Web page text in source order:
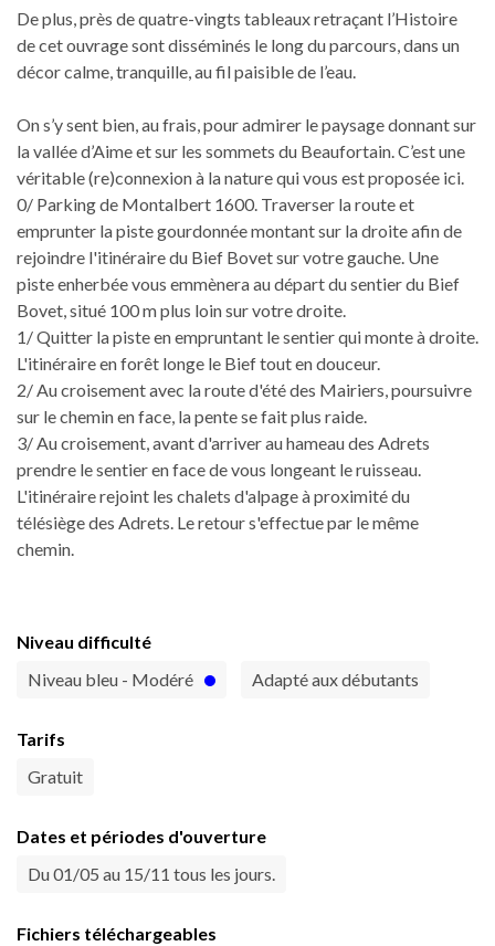
De plus, près de quatre-vingts tableaux retraçant l’Histoire
de cet ouvrage sont disséminés le long du parcours, dans un
décor calme, tranquille, au fil paisible de l’eau.
On s’y sent bien, au frais, pour admirer le paysage donnant sur
la vallée d’Aime et sur les sommets du Beaufortain. C’est une
véritable (re)connexion à la nature qui vous est proposée ici.
0/ Parking de Montalbert 1600. Traverser la route et
emprunter la piste gourdonnée montant sur la droite afin de
rejoindre l'itinéraire du Bief Bovet sur votre gauche. Une
piste enherbée vous emmènera au départ du sentier du Bief
Bovet, situé 100 m plus loin sur votre droite.
1/ Quitter la piste en empruntant le sentier qui monte à droite.
L'itinéraire en forêt longe le Bief tout en douceur.
2/ Au croisement avec la route d'été des Mairiers, poursuivre
sur le chemin en face, la pente se fait plus raide.
3/ Au croisement, avant d'arriver au hameau des Adrets
prendre le sentier en face de vous longeant le ruisseau.
L'itinéraire rejoint les chalets d'alpage à proximité du
télésiège des Adrets. Le retour s'effectue par le même
chemin.
Niveau difficulté
Niveau bleu - Modéré
Adapté aux débutants
Tarifs
Gratuit
Dates et périodes d'ouverture
Du 01/05 au 15/11 tous les jours.
Fichiers téléchargeables